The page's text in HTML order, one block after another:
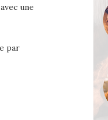
une
par